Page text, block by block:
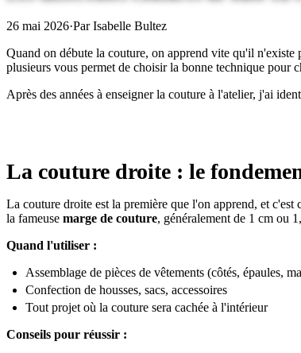
26 mai 2026·Par Isabelle Bultez
Quand on débute la couture, on apprend vite qu'il n'existe
plusieurs vous permet de choisir la bonne technique pour
Après des années à enseigner la couture à l'atelier, j'ai
La couture droite : le
La couture droite est la première que l'on apprend, et
la fameuse marge de couture, généralement de 1 cm ou
Quand l'utiliser :
Assemblage de pièces de vêtements (côtés, épaules,
Confection de housses, sacs, accessoires
Tout projet où la couture sera cachée à l'intérieur
Conseils pour réussir :